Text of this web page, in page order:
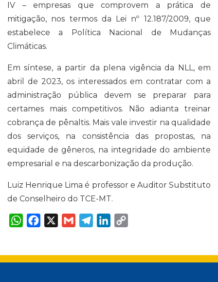
IV – empresas que comprovem a prática de
mitigação, nos termos da Lei nº 12.187/2009, que
estabelece a Política Nacional de Mudanças
Climáticas.
Em síntese, a partir da plena vigência da NLL, em
abril de 2023, os interessados em contratar com a
administração pública devem se preparar para
certames mais competitivos. Não adianta treinar
cobrança de pênaltis. Mais vale investir na qualidade
dos serviços, na consistência das propostas, na
equidade de gêneros, na integridade do ambiente
empresarial e na descarbonização da produção.
Luiz Henrique Lima é professor e Auditor Substituto
de Conselheiro do TCE-MT.
W
h
A
p
F
a
o
o
X
G
m
T
e
r
a
L
d
I
i
n